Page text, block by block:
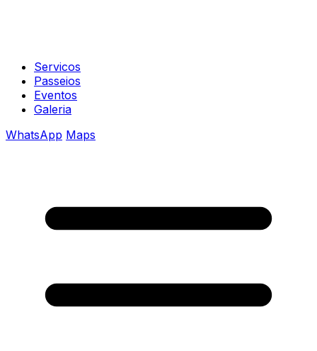
Servicos
Passeios
Eventos
Galeria
WhatsApp Maps